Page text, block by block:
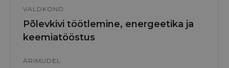
VALDKOND
Põlevkivi töötlemine, energeetika ja
keemiatööstus
ÄRIMUDEL